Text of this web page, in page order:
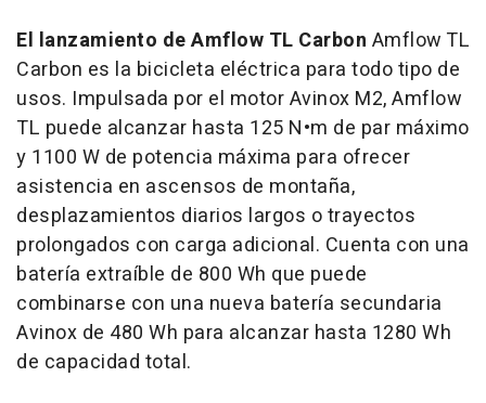
El lanzamiento de Amflow TL Carbon Amflow TL
Carbon es la bicicleta eléctrica para todo tipo de
usos. Impulsada por el motor Avinox M2, Amflow
TL puede alcanzar hasta 125 N•m de par máximo
y 1100 W de potencia máxima para ofrecer
asistencia en ascensos de montaña,
desplazamientos diarios largos o trayectos
prolongados con carga adicional. Cuenta con una
batería extraíble de 800 Wh que puede
combinarse con una nueva batería secundaria
Avinox de 480 Wh para alcanzar hasta 1280 Wh
de capacidad total.